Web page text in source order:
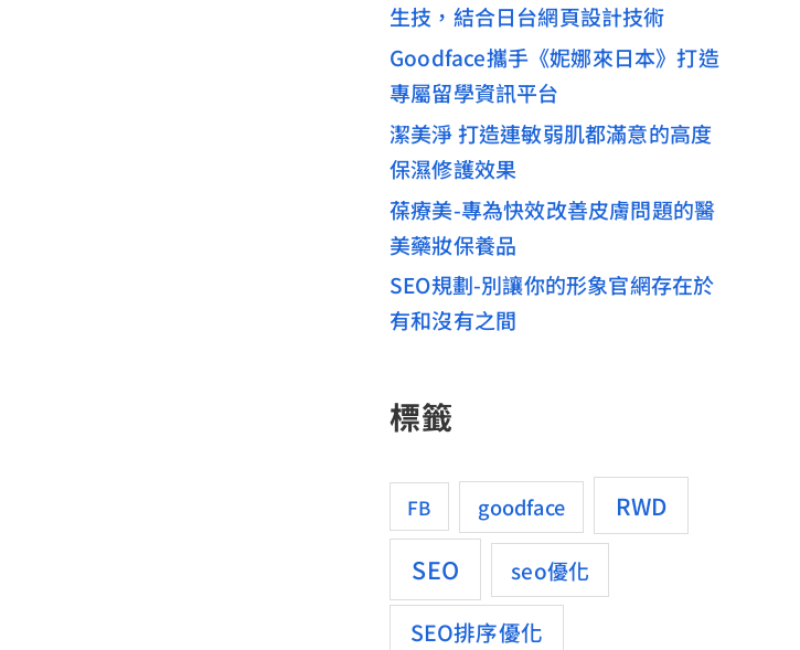
生技，結合日台網頁設計技術
Goodface攜手《妮娜來日本》打造
專屬留學資訊平台
潔美淨 打造連敏弱肌都滿意的高度
保濕修護效果
葆療美-專為快效改善皮膚問題的醫
美藥妝保養品
SEO規劃-別讓你的形象官網存在於
有和沒有之間
標籤
FB goodface RWD
SEO seo優化
SEO排序優化